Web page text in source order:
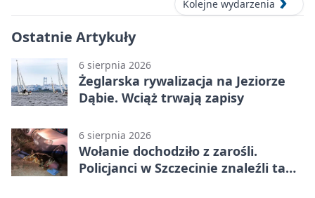
Kolejne wydarzenia
Ostatnie Artykuły
6 sierpnia 2026
Żeglarska rywalizacja na Jeziorze
Dąbie. Wciąż trwają zapisy
6 sierpnia 2026
Wołanie dochodziło z zarośli.
Policjanci w Szczecinie znaleźli tam